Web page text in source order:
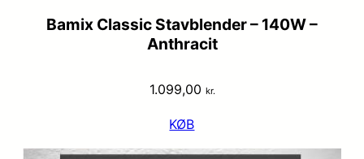
Bamix Classic Stavblender – 140W –
Anthracit
1.099,00 kr.
KØB